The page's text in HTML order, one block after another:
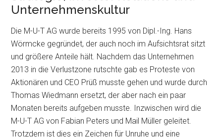
Unternehmenskultur
Die M-U-T AG wurde bereits 1995 von Dipl.-Ing. Hans
Wörmcke gegründet, der auch noch im Aufsichtsrat sitzt
und größere Anteile hält. Nachdem das Unternehmen
2013 in die Verlustzone rutschte gab es Proteste von
Aktionären und CEO Prüß musste gehen und wurde durch
Thomas Wiedmann ersetzt, der aber nach ein paar
Monaten bereits aufgeben musste. Inzwischen wird die
M-U-T AG von Fabian Peters und Mail Müller geleitet.
Trotzdem ist dies ein Zeichen für Unruhe und eine